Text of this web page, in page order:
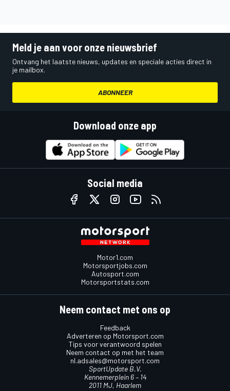
Meld je aan voor onze nieuwsbrief
Ontvang het laatste nieuws, updates en speciale acties direct in
je mailbox.
ABONNEER
Download onze app
Social media
Motor1.com
Motorsportjobs.com
Autosport.com
Motorsportstats.com
Neem contact met ons op
Feedback
Adverteren op Motorsport.com
Tips voor verantwoord spelen
Neem contact op met het team
nl.adsales@motorsport.com
SportUpdate B.V.
Kennemerplein 6 – 14
2011 MJ, Haarlem